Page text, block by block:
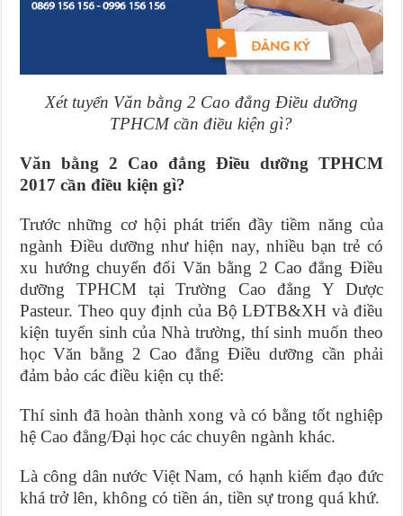
Xét tuyển Văn bằng 2 Cao đẳng Điều dưỡng
TPHCM cần điều kiện gì?
Văn bằng 2 Cao đẳng Điều dưỡng TPHCM
2017 cần điều kiện gì?
Trước những cơ hội phát triển đầy tiềm năng của
ngành Điều dưỡng như hiện nay, nhiều bạn trẻ có
xu hướng chuyển đổi Văn bằng 2 Cao đẳng Điều
dưỡng TPHCM tại Trường Cao đẳng Y Dược
Pasteur. Theo quy định của Bộ LĐTB&XH và điều
kiện tuyển sinh của Nhà trường, thí sinh muốn theo
học Văn bằng 2 Cao đẳng Điều dưỡng cần phải
đảm bảo các điều kiện cụ thể:
Thí sinh đã hoàn thành xong và có bằng tốt nghiệp
hệ Cao đẳng/Đại học các chuyên ngành khác.
Là công dân nước Việt Nam, có hạnh kiểm đạo đức
khá trở lên, không có tiền án, tiền sự trong quá khứ.